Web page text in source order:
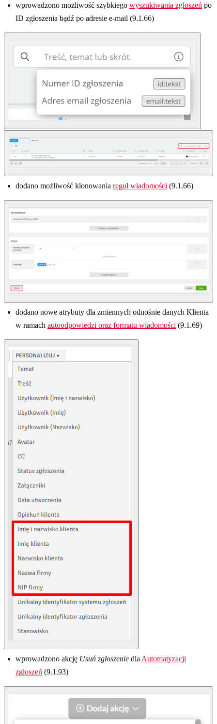
wprowadzono możliwość szybkiego wyszukiwania zgłoszeń po
ID zgłoszenia bądź po adresie e-mail (9.1.66)
dodano możliwość klonowania reguł wiadomości (9.1.66)
dodano nowe atrybuty dla zmiennych odnośnie danych Klienta
w ramach autoodpowiedzi oraz formatu wiadomości (9.1.69)
wprowadzono akcję Usuń zgłoszenie dla Automatyzacji
zgłoszeń (9.1.93)